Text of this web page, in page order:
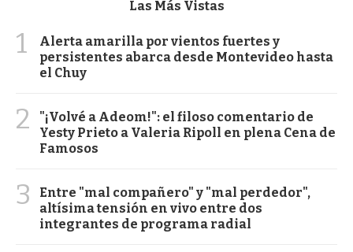
Las Más Vistas
1
Alerta amarilla por vientos fuertes y
persistentes abarca desde Montevideo hasta
el Chuy
2
"¡Volvé a Adeom!": el filoso comentario de
Yesty Prieto a Valeria Ripoll en plena Cena de
Famosos
3
Entre "mal compañero" y "mal perdedor",
altísima tensión en vivo entre dos
integrantes de programa radial